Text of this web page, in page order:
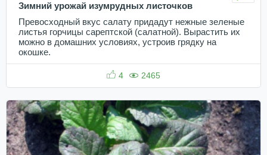
Зимний урожай изумрудных листочков
Превосходный вкус салату придадут нежные зеленые
листья горчицы сарептской (салатной). Вырастить их
можно в домашних условиях, устроив грядку на
окошке.
4 2465